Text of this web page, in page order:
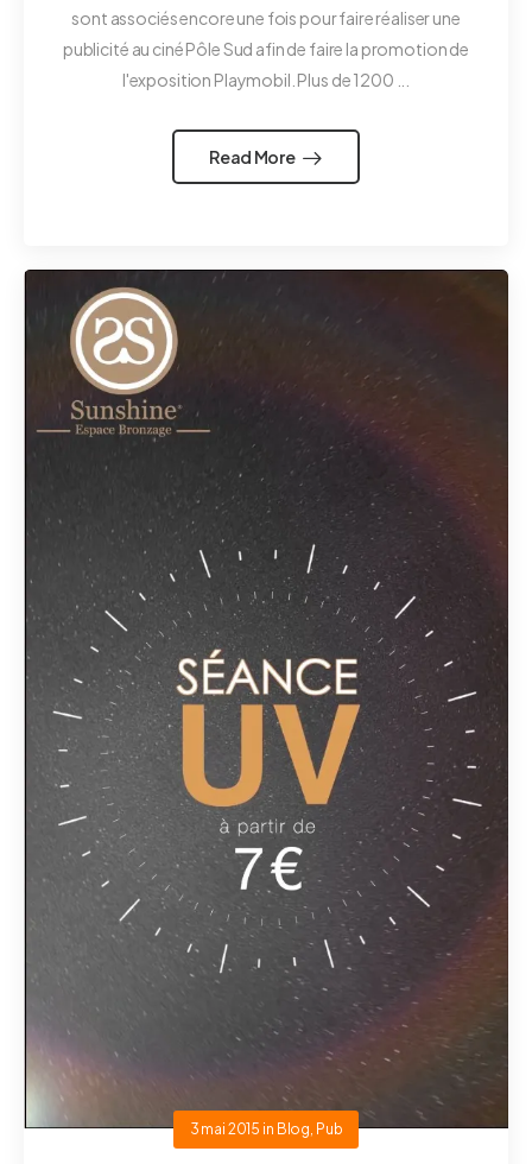
sont associés encore une fois pour faire réaliser une
publicité au ciné Pôle Sud afin de faire la promotion de
l'exposition Playmobil. Plus de 1200 ...
Read More
3 mai 2015 in Blog Pub